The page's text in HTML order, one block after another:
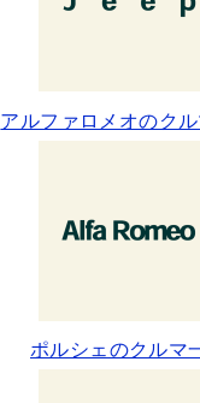
アルファロメオのク
ポルシェのクルマ